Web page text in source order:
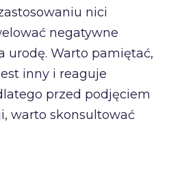
nici
negatywne
urodę. Warto pamiętać,
inny i reaguje
przed podjęciem
warto skonsultować